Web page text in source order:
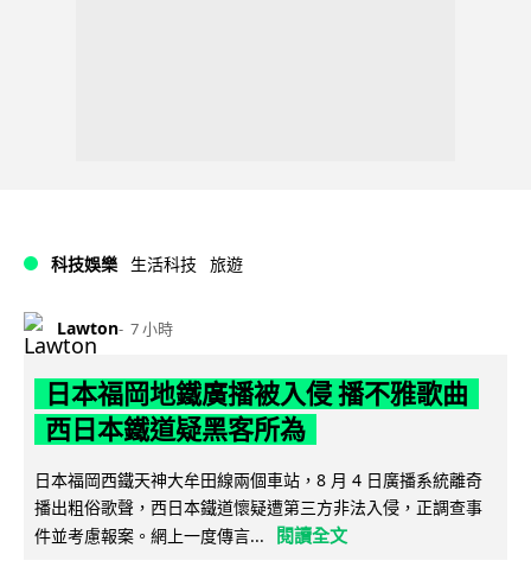
科技娛樂 生活科技 旅遊
Lawton 7 小時
日本福岡地鐵廣播被入侵 播不雅歌曲
西日本鐵道疑黑客所為
日本福岡西鐵天神大牟田線兩個車站，8 月 4 日廣播系統離奇
播出粗俗歌聲，西日本鐵道懷疑遭第三方非法入侵，正調查事
件並考慮報案。網上一度傳言...
閱讀全文